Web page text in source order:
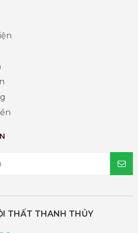
THẤT THANH THỦY